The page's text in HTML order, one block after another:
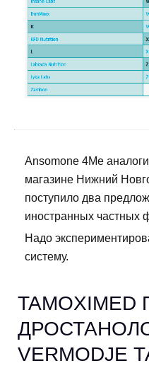
Ansomone 4Me
магазине Нижний
поступило два
иностранных частных
Надо
систему.
VERMODJE